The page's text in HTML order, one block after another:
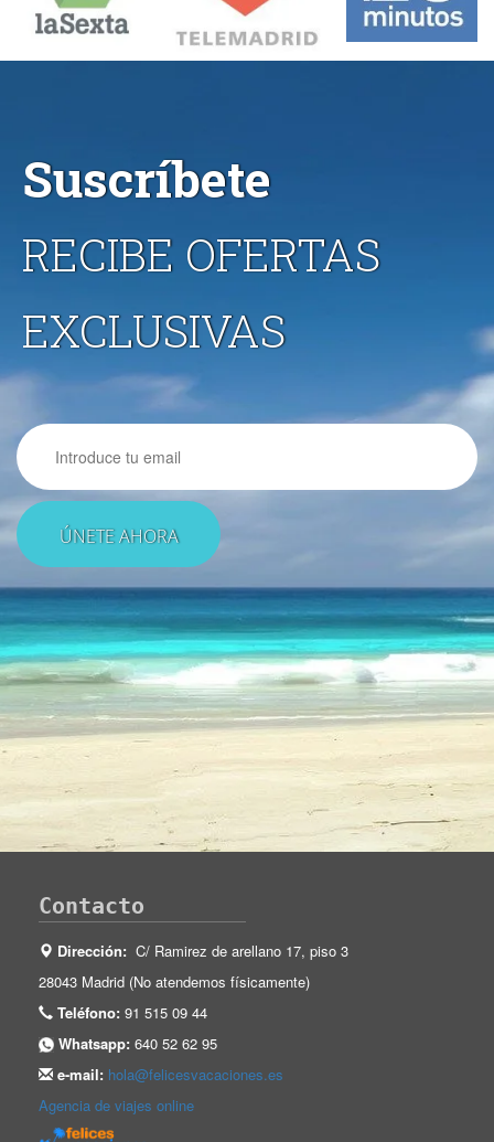
Suscríbete
RECIBE OFERTAS
EXCLUSIVAS
Email
Contacto
Dirección: C/ Ramirez de arellano 17, piso 3
28043 Madrid (No atendemos físicamente)
Teléfono: 91 515 09 44
Whatsapp: 640 52 62 95
e-mail: hola@felicesvacaciones.es
Agencia de viajes online